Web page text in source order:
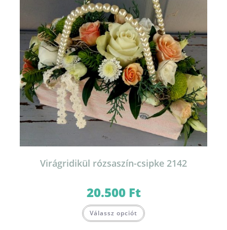
Virágridikül rózsaszín-csipke 2142
20.500 Ft
Válassz opciót